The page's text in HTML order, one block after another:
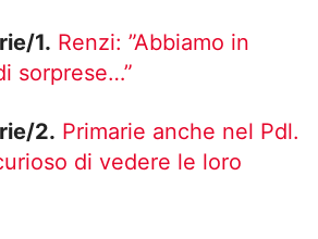
1. Renzi: ”Abbiamo in
sorprese…”
2. Primarie anche nel Pdl.
di vedere le loro